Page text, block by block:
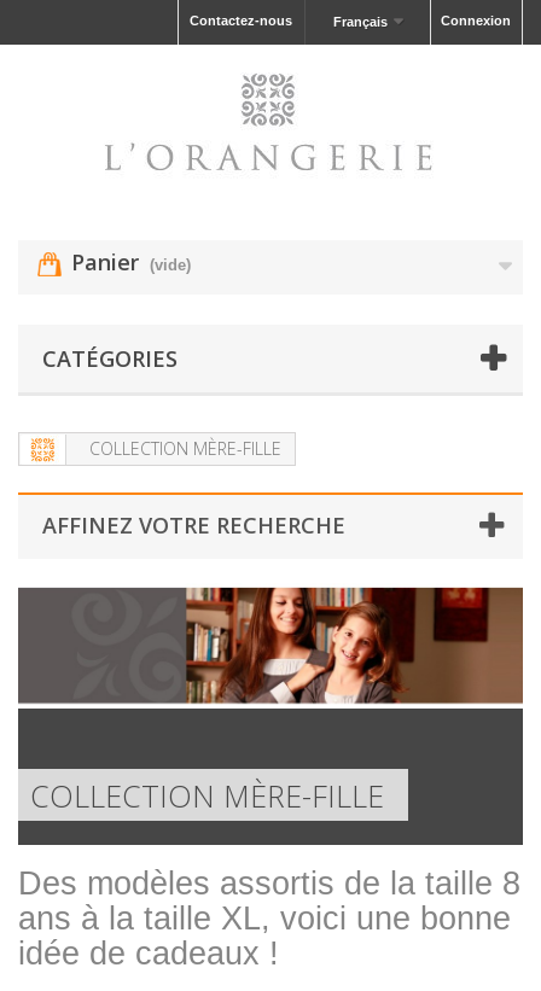
Connexion
Français
Contactez-nous
Panier (vide)
CATÉGORIES
COLLECTION MÈRE-FILLE
AFFINEZ VOTRE RECHERCHE
COLLECTION MÈRE-FILLE
Des modèles assortis de la taille 8
ans à la taille XL, voici une bonne
idée de cadeaux !